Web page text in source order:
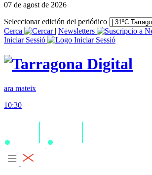
07 de agost de 2026
Seleccionar edición del periódico
Cerca
| Newsletters
Iniciar Sessió
ara mateix
10:30